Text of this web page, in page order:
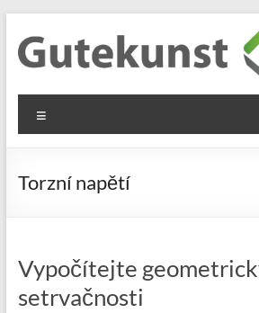
content
Gutekunst
Formfedern
GmbH
Informationen
Flachmaterial
Torzní napětí
Vypočítejte
setrvačnosti